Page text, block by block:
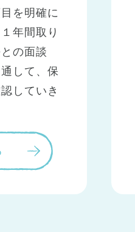
を明確に
年間取り
の面談
して、保
していき